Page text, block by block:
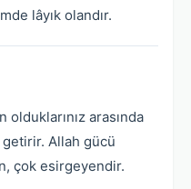
lâyık olandır.
arasında
Allah gücü
çok esirgeyendir.